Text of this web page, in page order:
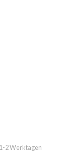
2 Werktagen